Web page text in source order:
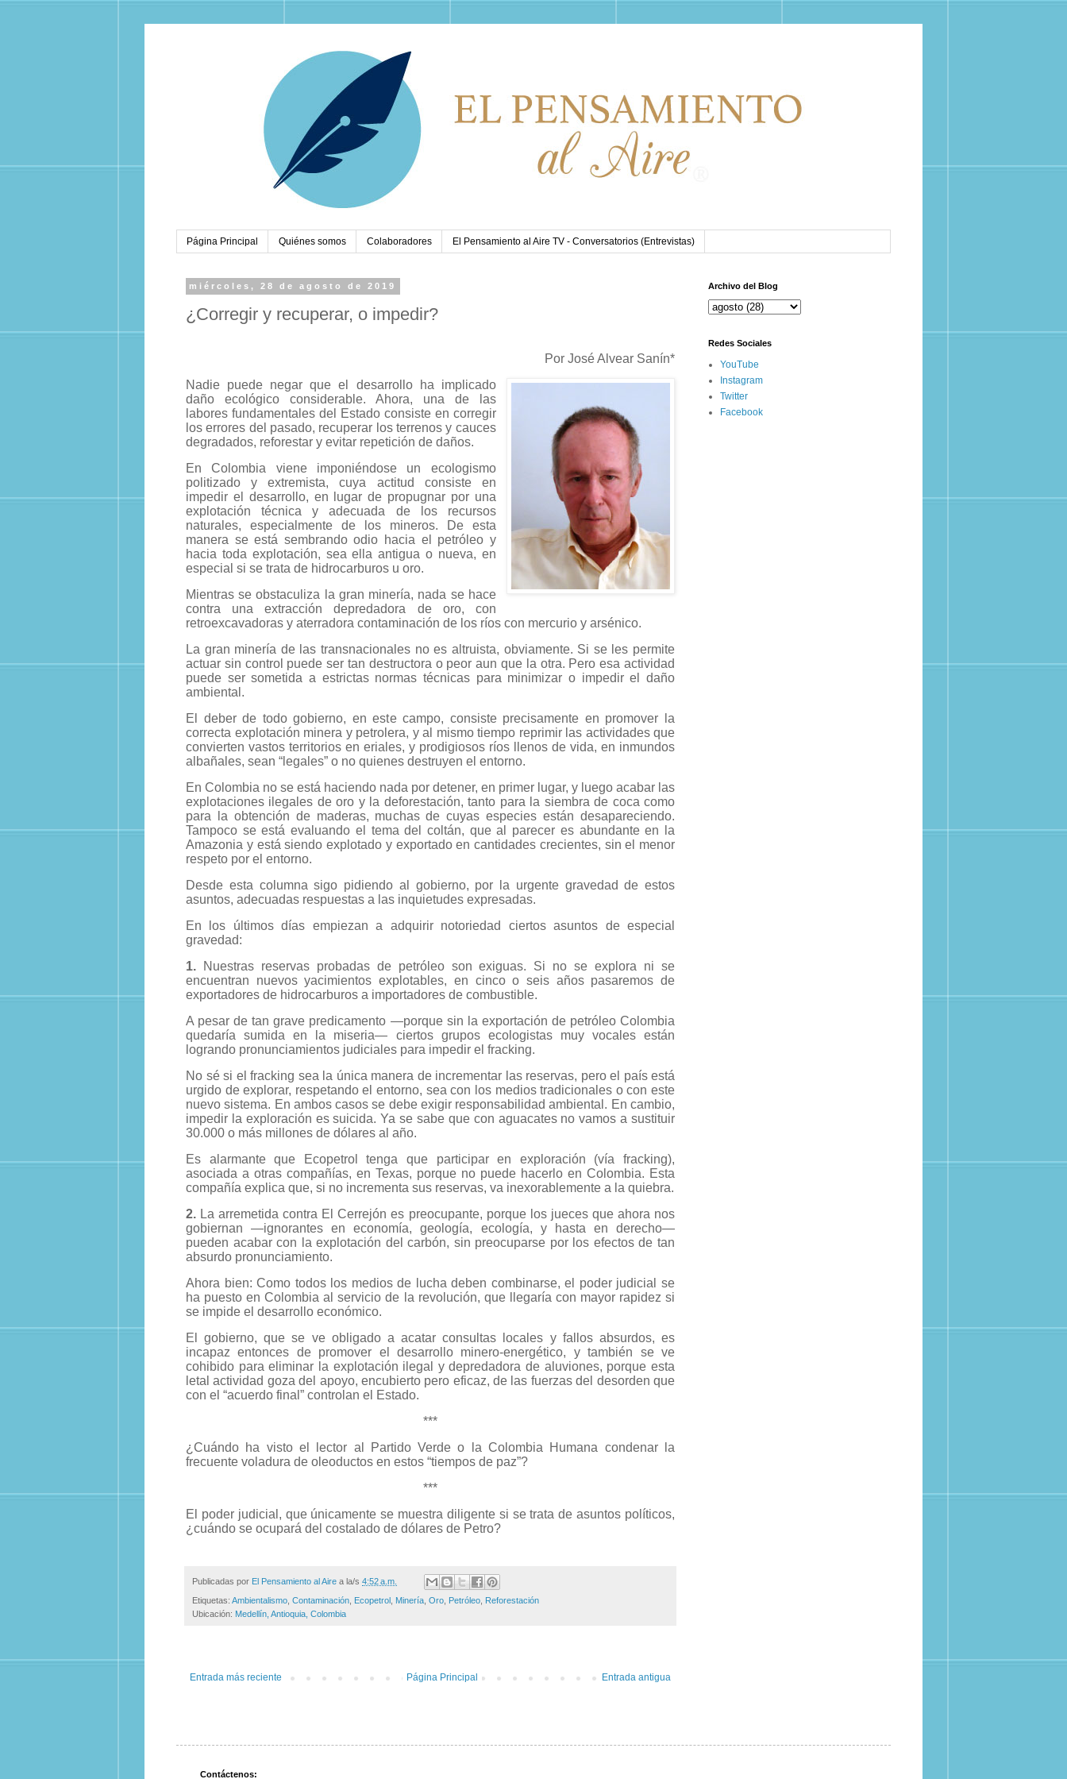
Página Principal Quiénes somos Colaboradores El Pensamiento al Aire TV - Conversatorios (Entrevistas)
miércoles, 28 de agosto de 2019
¿Corregir y recuperar, o impedir?
Por José Alvear Sanín*
Nadie puede negar que el desarrollo ha implicado
daño ecológico considerable. Ahora, una de las
labores fundamentales del Estado consiste en corregir
los errores del pasado, recuperar los terrenos y cauces
degradados, reforestar y evitar repetición de daños.
En Colombia viene imponiéndose un ecologismo
politizado y extremista, cuya actitud consiste en
impedir el desarrollo, en lugar de propugnar por una
explotación técnica y adecuada de los recursos
naturales, especialmente de los mineros. De esta
manera se está sembrando odio hacia el petróleo y
hacia toda explotación, sea ella antigua o nueva, en
especial si se trata de hidrocarburos u oro.
Mientras se obstaculiza la gran minería, nada se hace
contra una extracción depredadora de oro, con
retroexcavadoras y aterradora contaminación de los ríos con mercurio y arsénico.
La gran minería de las transnacionales no es altruista, obviamente. Si se les permite
actuar sin control puede ser tan destructora o peor aun que la otra. Pero esa actividad
puede ser sometida a estrictas normas técnicas para minimizar o impedir el daño
ambiental.
El deber de todo gobierno, en este campo, consiste precisamente en promover la
correcta explotación minera y petrolera, y al mismo tiempo reprimir las actividades que
convierten vastos territorios en eriales, y prodigiosos ríos llenos de vida, en inmundos
albañales, sean “legales” o no quienes destruyen el entorno.
En Colombia no se está haciendo nada por detener, en primer lugar, y luego acabar las
explotaciones ilegales de oro y la deforestación, tanto para la siembra de coca como
para la obtención de maderas, muchas de cuyas especies están desapareciendo.
Tampoco se está evaluando el tema del coltán, que al parecer es abundante en la
Amazonia y está siendo explotado y exportado en cantidades crecientes, sin el menor
respeto por el entorno.
Desde esta columna sigo pidiendo al gobierno, por la urgente gravedad de estos
asuntos, adecuadas respuestas a las inquietudes expresadas.
En los últimos días empiezan a adquirir notoriedad ciertos asuntos de especial
gravedad:
1. Nuestras reservas probadas de petróleo son exiguas. Si no se explora ni se
encuentran nuevos yacimientos explotables, en cinco o seis años pasaremos de
exportadores de hidrocarburos a importadores de combustible.
A pesar de tan grave predicamento —porque sin la exportación de petróleo Colombia
quedaría sumida en la miseria— ciertos grupos ecologistas muy vocales están
logrando pronunciamientos judiciales para impedir el fracking.
No sé si el fracking sea la única manera de incrementar las reservas, pero el país está
urgido de explorar, respetando el entorno, sea con los medios tradicionales o con este
nuevo sistema. En ambos casos se debe exigir responsabilidad ambiental. En cambio,
impedir la exploración es suicida. Ya se sabe que con aguacates no vamos a sustituir
30.000 o más millones de dólares al año.
Es alarmante que Ecopetrol tenga que participar en exploración (vía fracking),
asociada a otras compañías, en Texas, porque no puede hacerlo en Colombia. Esta
compañía explica que, si no incrementa sus reservas, va inexorablemente a la quiebra.
2. La arremetida contra El Cerrejón es preocupante, porque los jueces que ahora nos
gobiernan —ignorantes en economía, geología, ecología, y hasta en derecho—
pueden acabar con la explotación del carbón, sin preocuparse por los efectos de tan
absurdo pronunciamiento.
Ahora bien: Como todos los medios de lucha deben combinarse, el poder judicial se
ha puesto en Colombia al servicio de la revolución, que llegaría con mayor rapidez si
se impide el desarrollo económico.
El gobierno, que se ve obligado a acatar consultas locales y fallos absurdos, es
incapaz entonces de promover el desarrollo minero-energético, y también se ve
cohibido para eliminar la explotación ilegal y depredadora de aluviones, porque esta
letal actividad goza del apoyo, encubierto pero eficaz, de las fuerzas del desorden que
con el “acuerdo final” controlan el Estado.
***
¿Cuándo ha visto el lector al Partido Verde o la Colombia Humana condenar la
frecuente voladura de oleoductos en estos “tiempos de paz”?
***
El poder judicial, que únicamente se muestra diligente si se trata de asuntos políticos,
¿cuándo se ocupará del costalado de dólares de Petro?
Publicadas por El Pensamiento al Aire a la/s 4:52 a.m.
Etiquetas: Ambientalismo, Contaminación, Ecopetrol , Minería, Oro, Petróleo, Reforestación
Ubicación: Medellín, Antioquia, Colombia
Entrada más reciente Entrada antigua
Página Principal
Archivo del Blog
Redes Sociales
YouTube
Instagram
Twitter
Facebook
Contáctenos: